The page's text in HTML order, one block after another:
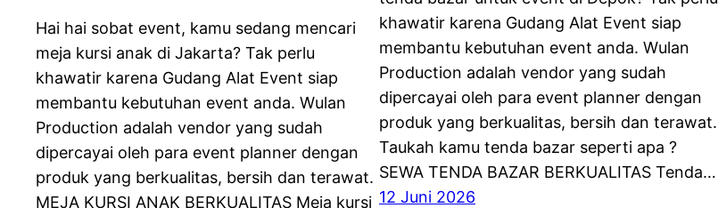
Hai hai sobat event, kamu sedang mencari
meja kursi anak di Jakarta? Tak perlu
khawatir karena Gudang Alat Event siap
membantu kebutuhan event anda. Wulan
Production adalah vendor yang sudah
dipercayai oleh para event planner dengan
produk yang berkualitas, bersih dan terawat.
MEJA KURSI ANAK BERKUALITAS Meja kursi
khawatir karena Gudang Alat Event siap
membantu kebutuhan event anda. Wulan
Production adalah vendor yang sudah
dipercayai oleh para event planner dengan
produk yang berkualitas, bersih dan terawat.
Taukah kamu tenda bazar seperti apa ?
SEWA TENDA BAZAR BERKUALITAS Tenda…
12 Juni 2026